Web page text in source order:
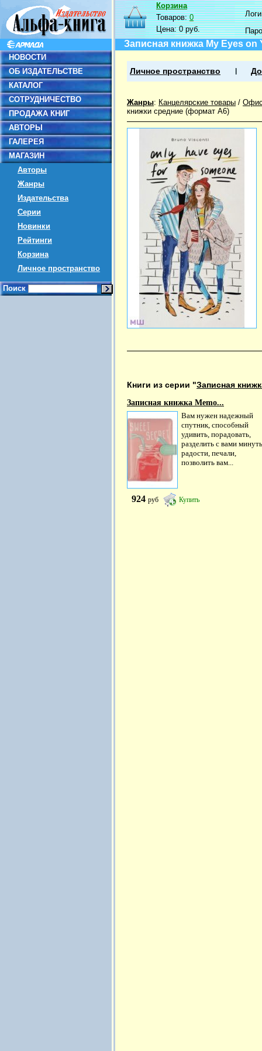
НОВОСТИ
ОБ ИЗДАТЕЛЬСТВЕ
КАТАЛОГ
СОТРУДНИЧЕСТВО
ПРОДАЖА КНИГ
АВТОРЫ
ГАЛЕРЕЯ
МАГАЗИН
Авторы
Жанры
Издательства
Серии
Новинки
Рейтинги
Корзина
Личное пространство
Поиск
Корзина
Товаров:0
Цена:0 руб.
Записная книжка My Eyes on
Личное пространство
Жанры: Канцелярские товары /
книжки средние (формат А6)
Книги из серии "Записная
Записная книжка Memo...
Вам нужен надежный
спутник, способный
удивить, порадовать,
разделить с вами
радости, печали,
позволить вам...
924 руб Купить